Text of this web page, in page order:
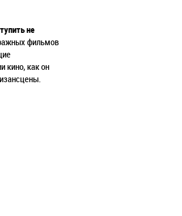
не
фильмов
кино, как он